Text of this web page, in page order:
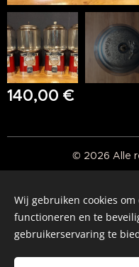
140,00 €
© 2026 Alle
Wij gebruiken cookies
functioneren en te
gebruikerservaring te